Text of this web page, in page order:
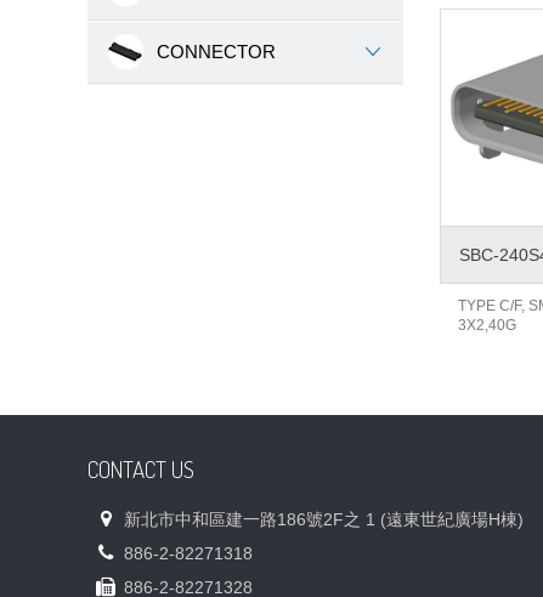
CONNECTOR
SBC-
TYPE C/F,
3X2,40G
CONTACT US
新北市中和區建一路186號2F之 1 (遠東世紀廣場H棟)
886-2-82271318
886-2-82271328